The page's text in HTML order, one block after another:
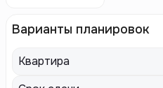
Варианты планировок
Квартира